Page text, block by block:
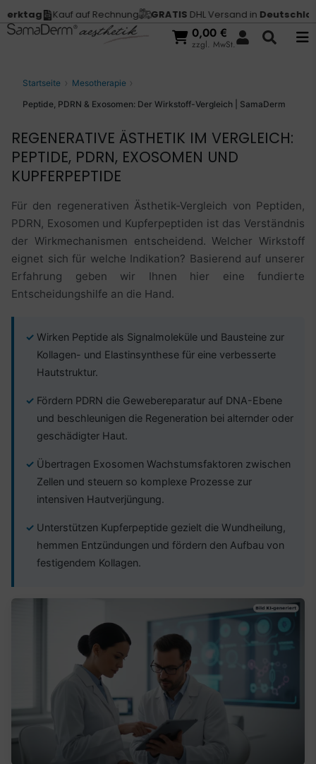
auf Rechnung GRATISDHL Versand inDeutschland Vor 13
0,00 €
zzgl. MwSt.
Startseite Mesotherapie
Peptide, PDRN & Exosomen: Der Wirkstoff-Vergleich | SamaDerm
REGENERATIVE ÄSTHETIK IM VERGLEICH:
PEPTIDE, PDRN, EXOSOMEN UND
KUPFERPEPTIDE
Für den regenerativen Ästhetik-Vergleich von Peptiden,
PDRN, Exosomen und Kupferpeptiden ist das Verständnis
der Wirkmechanismen entscheidend. Welcher Wirkstoff
eignet sich für welche Indikation? Basierend auf unserer
Erfahrung geben wir Ihnen hier eine fundierte
Entscheidungshilfe an die Hand.
Wirken Peptide als Signalmoleküle und Bausteine zur
Kollagen- und Elastinsynthese für eine verbesserte
Hautstruktur.
Fördern PDRN die Gewebereparatur auf DNA-Ebene
und beschleunigen die Regeneration bei alternder oder
geschädigter Haut.
Übertragen Exosomen Wachstumsfaktoren zwischen
Zellen und steuern so komplexe Prozesse zur
intensiven Hautverjüngung.
Unterstützen Kupferpeptide gezielt die Wundheilung,
hemmen Entzündungen und fördern den Aufbau von
festigendem Kollagen.